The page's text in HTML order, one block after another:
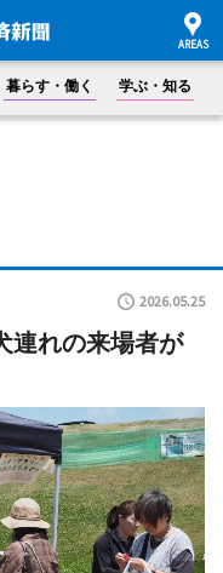
暮らす・働く 学ぶ・知る
2026.05.25
連れの来場者が